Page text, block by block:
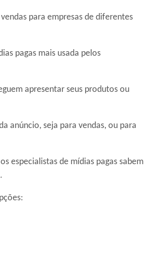
para empresas de diferentes
pagas mais usada pelos
apresentar seus produtos ou
anúncio, seja para vendas, ou para
especialistas de mídias pagas sabem